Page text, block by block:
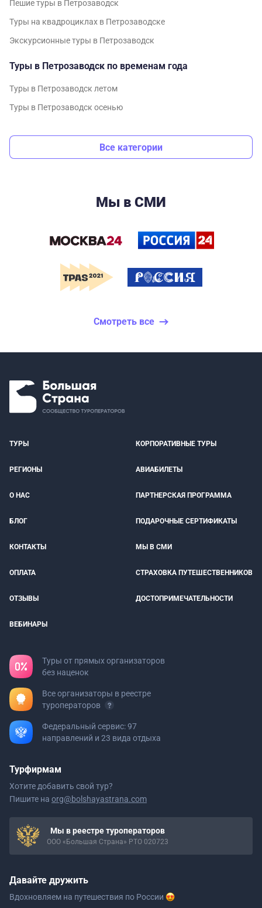
Пешие туры в Петрозаводск
Туры на квадроциклах в Петрозаводске
Экскурсионные туры в Петрозаводск
Туры в Петрозаводск по временам года
Туры в Петрозаводск летом
Туры в Петрозаводск осенью
Все категории
Мы в СМИ
Смотреть все
ТУРЫ КОРПОРАТИВНЫЕ ТУРЫ
РЕГИОНЫ АВИАБИЛЕТЫ
О НАС ПАРТНЕРСКАЯ ПРОГРАММА
БЛОГ ПОДАРОЧНЫЕ СЕРТИФИКАТЫ
КОНТАКТЫ МЫ В СМИ
ОПЛАТА СТРАХОВКА ПУТЕШЕСТВЕННИКОВ
ОТЗЫВЫ ДОСТОПРИМЕЧАТЕЛЬНОСТИ
ВЕБИНАРЫ
Туры от прямых организаторов
без наценок
Все организаторы в реестре
туроператоров
Федеральный сервис: 97
направлений и 23 вида отдыха
Турфирмам
Хотите добавить свой тур?
Пишите на org@bolshayastrana.com
Мы в реестре туроператоров
ООО «Большая Страна» РТО 020723
Давайте дружить
Вдохновляем на путешествия по России